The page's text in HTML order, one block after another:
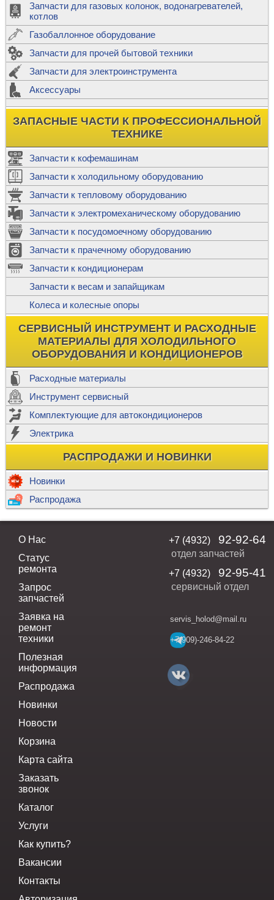
Запчасти для газовых колонок, водонагревателей,
котлов
Газобаллонное оборудование
Запчасти для прочей бытовой техники
Запчасти для электроинструмента
Аксессуары
ЗАПАСНЫЕ ЧАСТИ К ПРОФЕССИОНАЛЬНОЙ
ТЕХНИКЕ
Запчасти к кофемашинам
Запчасти к холодильному оборудованию
Запчасти к тепловому оборудованию
Запчасти к электромеханическому оборудованию
Запчасти к посудомоечному оборудованию
Запчасти к прачечному оборудованию
Запчасти к кондиционерам
Запчасти к весам и запайщикам
Колеса и колесные опоры
СЕРВИСНЫЙ ИНСТРУМЕНТ И РАСХОДНЫЕ
МАТЕРИАЛЫ ДЛЯ ХОЛОДИЛЬНОГО
ОБОРУДОВАНИЯ И КОНДИЦИОНЕРОВ
Расходные материалы
Инструмент сервисный
Комплектующие для автокондиционеров
Электрика
РАСПРОДАЖИ И НОВИНКИ
Новинки
Распродажа
О Нас
Статус
ремонта
Запрос
запчастей
Заявка на
ремонт
техники
Полезная
информация
Распродажа
Новинки
Новости
Корзина
Карта сайта
Заказать
звонок
Каталог
Услуги
Как купить?
Вакансии
Контакты
+7 (4932) 92-92-64
отдел запчастей
+7 (4932)
92-95-41
сервисный отдел
servis_holod@mail.ru
+7(909)-246-84-22